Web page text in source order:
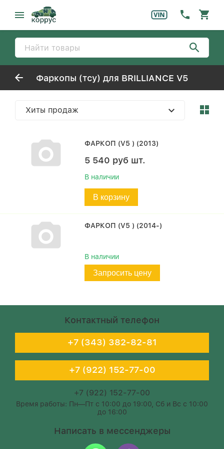
Фаркопы (тсу) для BRILLIANCE V5
Хиты продаж
ФАРКОП (V5 ) (2013)
5 540 руб шт.
В наличии
В корзину
ФАРКОП (V5 ) (2014-)
В наличии
Запросить цену
Контактный телефон
+7 (343) 382-82-81
+7 (922) 152-77-00
+7 (922) 152-77-00
Время работы: Пн—Пт с 10:00 до 19:00, Сб и Вс с 10:00
до 16:00
Написать в мессенджеры